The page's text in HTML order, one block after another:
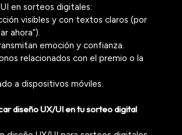
en sorteos digitales:
visibles y con textos claros (por
ahora”).
emoción y confianza.
relacionados con el premio o la
a dispositivos móviles.
diseño UX/UI en tu sorteo digital